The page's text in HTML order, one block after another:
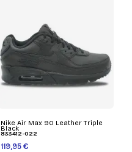
Nike Air Max 90 Leather Triple
Black
833412-022
119,95 €